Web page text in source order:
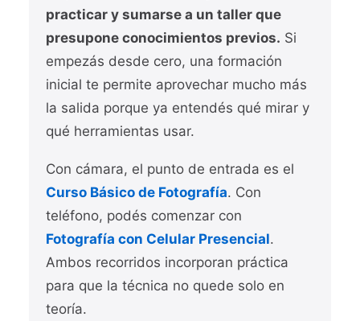
practicar y sumarse a un taller que
presupone conocimientos previos. Si
empezás desde cero, una formación
inicial te permite aprovechar mucho más
la salida porque ya entendés qué mirar y
qué herramientas usar.
Con cámara, el punto de entrada es el
Curso Básico de Fotografía. Con
teléfono, podés comenzar con
Fotografía con Celular Presencial.
Ambos recorridos incorporan práctica
para que la técnica no quede solo en
teoría.